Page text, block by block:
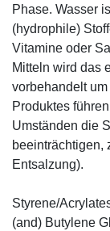
Phase. Wasser
(hydrophile)
Vitamine oder
Mitteln wird das
vorbehandelt
Produktes
Umständen die
beeinträchtigen,
Entsalzung).
Styrene/
(and) Butylene